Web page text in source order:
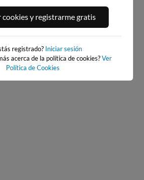
PLAYA DE SITGES
0.1 m CHOPI
cookies y registrarme gratis
registrado? Iniciar sesión
acerca de la política de cookies?Ver
Política de Cookies